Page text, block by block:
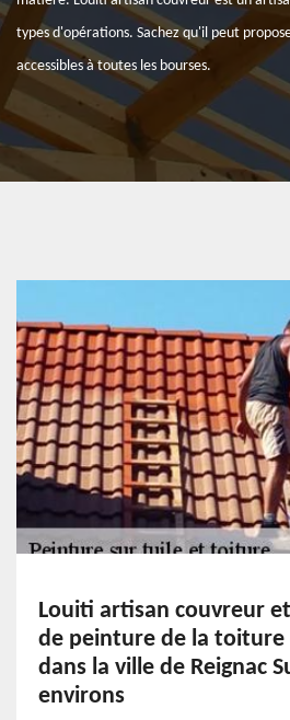
types d'opérations. Sachez qu'il peut
accessibles à toutes les bourses.
Louiti artisan couvreur
de peinture de la
dans la ville de Reignac
environs